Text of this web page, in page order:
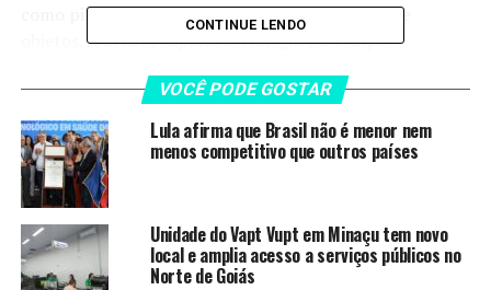
como pintura, fotografia, instalação, luminosos e
objetos. A artista explora o vestígio e o tempo
intimidade em obras que abordam luto, perda e tensões
intersubjetivas.
O texto crítico de Manoela Rodrigues destaca como a
produção reflete questões centrais da arte
contemporânea, como o esquecimento diante do
excesso e o desejo de vínculo em meio à impossibilidade
do encontro.
CONTINUE LENDO
VOCÊ PODE GOSTAR
Lula afirma que Brasil não é menor nem
menos competitivo que outros países
Unidade do Vapt Vupt em Minaçu tem novo
local e amplia acesso a serviços públicos no
Norte de Goiás